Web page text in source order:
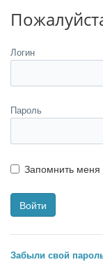
Логин
Пароль
Запомнить
Забыли свой